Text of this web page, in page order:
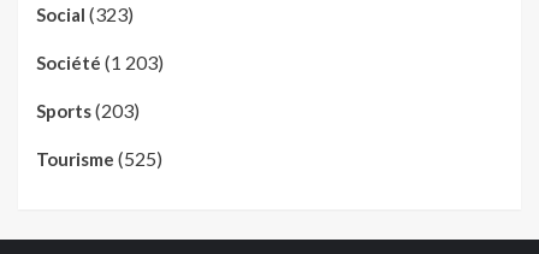
Social (323)
Société (1 203)
Sports(203)
Tourisme (525)